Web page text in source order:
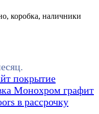
коробка, наличники